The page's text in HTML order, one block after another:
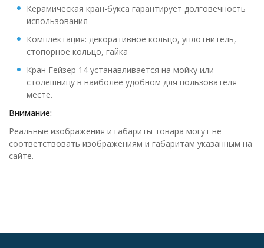
Керамическая кран-букса гарантирует долговечность
использования
Комплектация: декоративное кольцо, уплотнитель,
стопорное кольцо, гайка
Кран Гейзер 14 устанавливается на мойку или
столешницу в наиболее удобном для пользователя
месте.
Внимание:
Реальные изображения и габариты товара могут не
соответствовать изображениям и габаритам указанным на
сайте.